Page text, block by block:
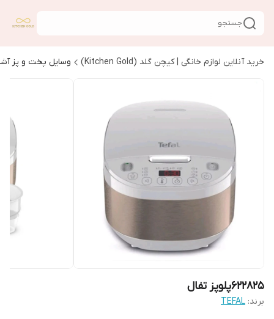
جستجو
خرید آنلاین لوازم خانگی | کیچن گلد (Kitchen Gold) وسایل پخت و پز
۶۲۲۸۲۵پلوپز تفال
برند: TEFAL